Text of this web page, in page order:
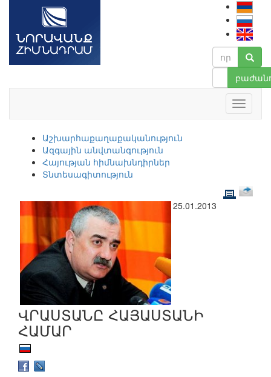
Աշխարհաքաղաքականություն
Ազգային անվտանգություն
Հայության հիմնախնդիրներ
Տնտեսագիտություն
25.01.2013
ՎՐԱՍՏԱՆԸ ՀԱՅԱՍՏԱՆԻ
ՀԱՄԱՐ